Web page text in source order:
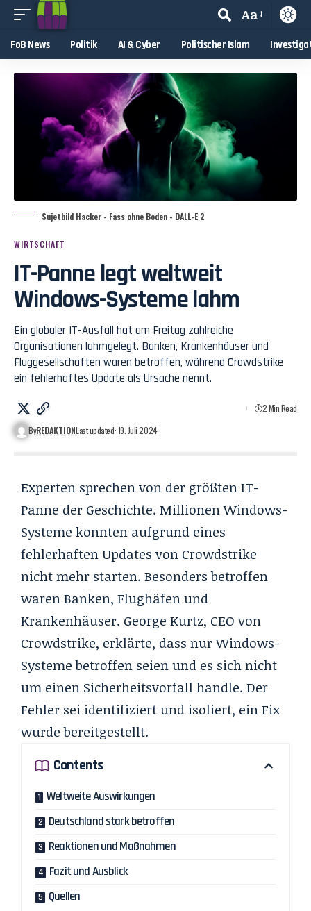
Aa
FoB News Politik AI & Cyber Politischer Islam
Sujetbild Hacker - Fass ohne Boden - DALL-E 2
WIRTSCHAFT
IT-Panne legt weltweit
Windows-Systeme lahm
Ein globaler IT-Ausfall hat am Freitag zahlreiche
Organisationen lahmgelegt. Banken, Krankenhäuser und
Fluggesellschaften waren betroffen, während Crowdstrike
ein fehlerhaftes Update als Ursache nennt.
ByREDAKTIONLast updated: 19. Juli 2024
2 Min Read
Experten sprechen von der größten IT-
Panne der Geschichte. Millionen Windows-
Systeme konnten aufgrund eines
fehlerhaften Updates von Crowdstrike
nicht mehr starten. Besonders betroffen
waren Banken, Flughäfen und
Krankenhäuser. George Kurtz, CEO von
Crowdstrike, erklärte, dass nur Windows-
Systeme betroffen seien und es sich nicht
um einen Sicherheitsvorfall handle. Der
Fehler sei identifiziert und isoliert, ein Fix
wurde bereitgestellt.
Contents
Weltweite Auswirkungen
Deutschland stark betroffen
Reaktionen und Maßnahmen
Fazit und Ausblick
Quellen